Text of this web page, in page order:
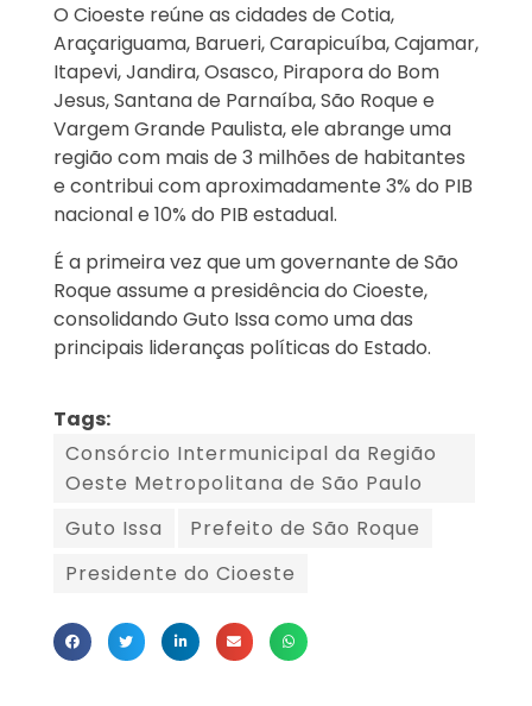
O Cioeste reúne as cidades de Cotia,
Araçariguama, Barueri, Carapicuíba, Cajamar,
Itapevi, Jandira, Osasco, Pirapora do Bom
Jesus, Santana de Parnaíba, São Roque e
Vargem Grande Paulista, ele abrange uma
região com mais de 3 milhões de habitantes
e contribui com aproximadamente 3% do PIB
nacional e 10% do PIB estadual.
É a primeira vez que um governante de São
Roque assume a presidência do Cioeste,
consolidando Guto Issa como uma das
principais lideranças políticas do Estado.
Tags:
Consórcio Intermunicipal da Região
Oeste Metropolitana de São Paulo
Guto Issa
Prefeito de São Roque
Presidente do Cioeste